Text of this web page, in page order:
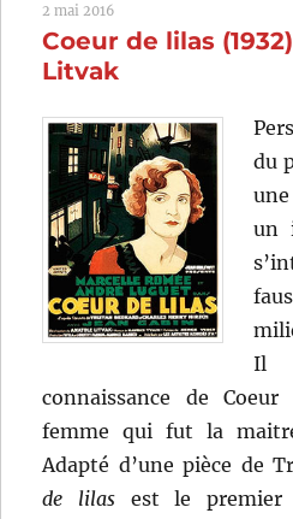
2 mai 2016
Coeur de lilas
Litvak
du
un
Il
connaissance de
femme qui fut la
Adapté d’une pièce de
de lilasest le premier